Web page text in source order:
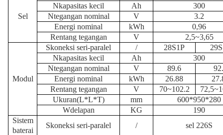
Sel
Nkapasitas kecil Ah
300
Ntegangan nominal V
3.2
Energi nominal
kWh
0,96
Rentang tegangan
V 2,5~3,65
Modul
Skoneksi seri-paralel / 28S1P
Nkapasitas kecil Ah
300
Ntegangan nominal V 89.6
Energi nominal
kWh 26.88
Rentang tegangan
V 70~102.2
Ukuran(L*L*T) mm
600*950*280
Wdelapan KG
190
Sistem
baterai
Skoneksi seri-paralel /
sel 226S